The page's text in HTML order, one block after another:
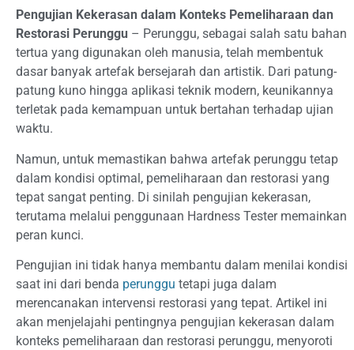
Pengujian Kekerasan dalam Konteks Pemeliharaan dan
Restorasi Perunggu – Perunggu, sebagai salah satu bahan
tertua yang digunakan oleh manusia, telah membentuk
dasar banyak artefak bersejarah dan artistik. Dari patung-
patung kuno hingga aplikasi teknik modern, keunikannya
terletak pada kemampuan untuk bertahan terhadap ujian
waktu.
Namun, untuk memastikan bahwa artefak perunggu tetap
dalam kondisi optimal, pemeliharaan dan restorasi yang
tepat sangat penting. Di sinilah pengujian kekerasan,
terutama melalui penggunaan Hardness Tester memainkan
peran kunci.
Pengujian ini tidak hanya membantu dalam menilai kondisi
saat ini dari benda perunggu tetapi juga dalam
merencanakan intervensi restorasi yang tepat. Artikel ini
akan menjelajahi pentingnya pengujian kekerasan dalam
konteks pemeliharaan dan restorasi perunggu, menyoroti